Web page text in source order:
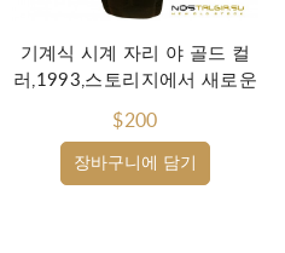
장바구니에 담기
기계식 시계 자리 야 골드 컬
러,1993,스토리지에서 새로운
$200